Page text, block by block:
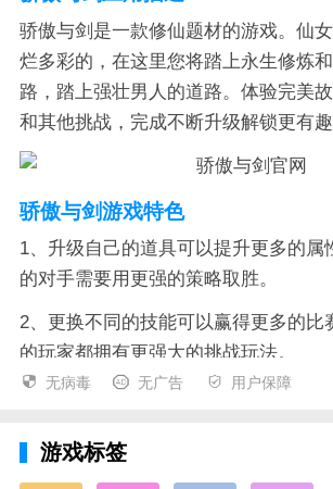
骄傲与剑是一款修仙题材的游戏。仙
烂多彩的，在这里您将踏上永生修炼
路，踏上强壮男人的道路。体验完美
和其他挑战，完成不断升级解锁更有趣
骄傲与剑游戏特色
1、升级自己的道具可以提升更多的属
的对手需要用更强的策略取胜。
2、更换不同的技能可以赢得更多的比
的玩家都拥有更强大的挑战玩法。
3、使用更多的道具可以在游戏中不断
无病毒 无广告 用户保障
游戏标签